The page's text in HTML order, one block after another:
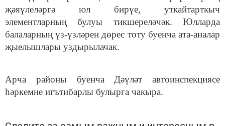
җәяүлеләргә юл бирүе, уткайтарткыч
элементларның булуы тикшереләчәк. Юлларда
балаларның үз-үзләрен дөрес тоту буенча ата-аналар
җыелышлары уздырылачак.
Арча районы буенча Дәүләт автоинспекциясе
һәркемне игътибарлы булырга чакыра.